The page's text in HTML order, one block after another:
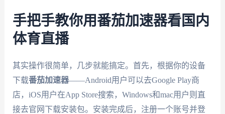
手把手教你用番茄加速器看国内
体育直播
其实操作很简单，几步就能搞定。首先，根据你的设备
下载番茄加速器——Android用户可以去Google Play商
店，iOS用户在App Store搜索，Windows和mac用户则直
接去官网下载安装包。安装完成后，注册一个账号并登